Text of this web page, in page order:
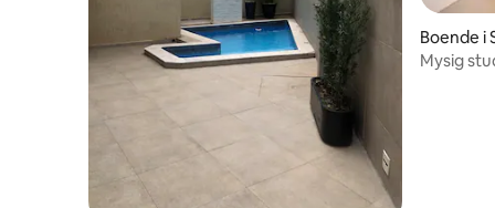
Boende i
Mysig